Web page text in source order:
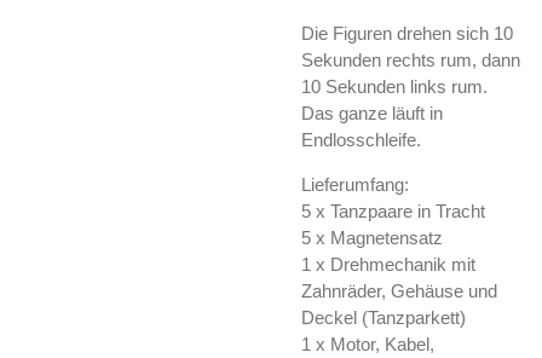
Die Figuren drehen sich 10
Sekunden rechts rum, dann
10 Sekunden links rum.
Das ganze läuft in
Endlosschleife.
Lieferumfang:
5 x Tanzpaare in Tracht
5 x Magnetensatz
1 x Drehmechanik mit
Zahnräder, Gehäuse und
Deckel (Tanzparkett)
1 x Motor, Kabel,